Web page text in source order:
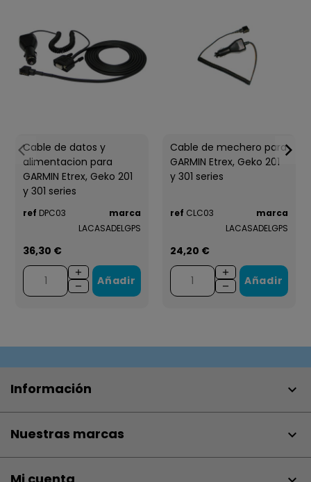
Cable de datos y
alimentacion para
GARMIN Etrex, Geko 201
y 301 series
ref DPC03
marca
LACASADELGPS
36,30 €
Añadir
Cable de mechero para
GARMIN Etrex, Geko 201
y 301 series
ref CLC03
marca
LACASADELGPS
24,20 €
Añadir
Información 
Nuestras marcas 